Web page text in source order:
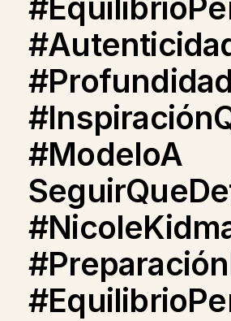
#ModeloA